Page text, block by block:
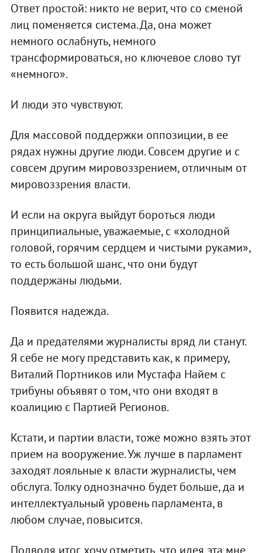
Ответ простой: никто не верит, что со сменой
лиц поменяется система. Да, она может
немного ослабнуть, немного
трансформироваться, но ключевое слово тут
«немного».
И люди это чувствуют.
Для массовой поддержки оппозиции, в ее
рядах нужны другие люди. Совсем другие и с
совсем другим мировоззрением, отличным от
мировоззрения власти.
И если на округа выйдут бороться люди
принципиальные, уважаемые, с «холодной
головой, горячим сердцем и чистыми руками»,
то есть большой шанс, что они будут
поддержаны людьми.
Появится надежда.
Да и предателями журналисты вряд ли станут.
Я себе не могу представить как, к примеру,
Виталий Портников или Мустафа Найем с
трибуны объявят о том, что они входят в
коалицию с Партией Регионов.
Кстати, и партии власти, тоже можно взять этот
прием на вооружение. Уж лучше в парламент
заходят лояльные к власти журналисты, чем
обслуга. Толку однозначно будет больше, да и
интеллектуальный уровень парламента, в
любом случае, повысится.